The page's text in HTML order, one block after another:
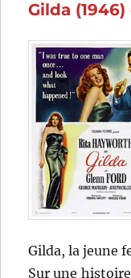
Gilda
Gilda, la jeune
Sur une